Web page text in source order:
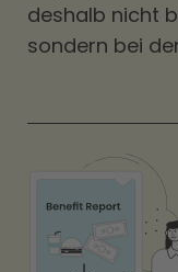
deshalb nicht
sondern bei